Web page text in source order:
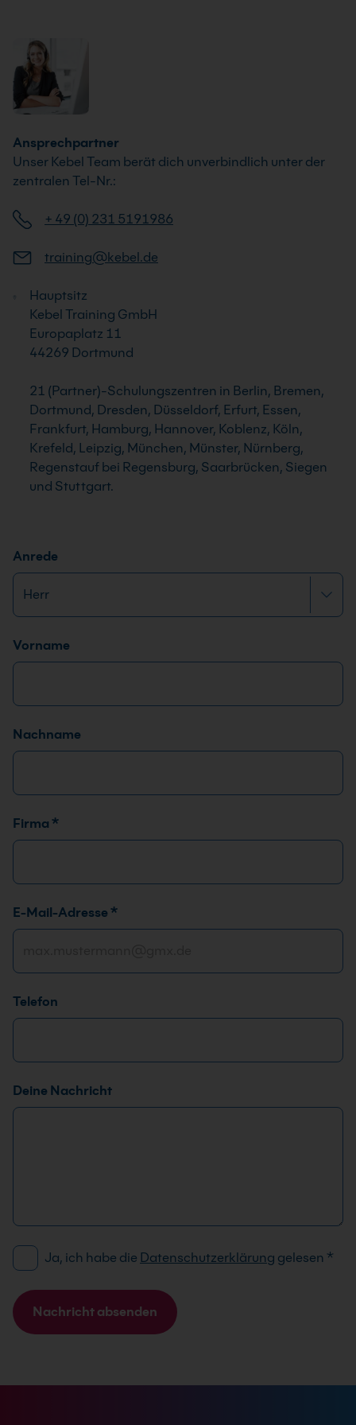
Ansprechpartner
Unser Kebel Team berät dich unverbindlich unter der
zentralen Tel-Nr.:
+ 49 (0) 231 5191986
training@kebel.de
Hauptsitz
Kebel Training GmbH
Europaplatz 11
44269 Dortmund
21 (Partner)-Schulungszentren in Berlin, Bremen,
Dortmund, Dresden, Düsseldorf, Erfurt, Essen,
Frankfurt, Hamburg, Hannover, Koblenz, Köln,
Krefeld, Leipzig, München, Münster, Nürnberg,
Regenstauf bei Regensburg, Saarbrücken, Siegen
und Stuttgart.
Anrede
Name*
Vorname
Nachname
Firma *
E-Mail-Adresse *
Telefon
Deine Nachricht
D
S
G
V
O
i
D
S
G
V
O
i
Ja, ich habe die Datenschutzerklärung gelesen *
Nachricht absenden